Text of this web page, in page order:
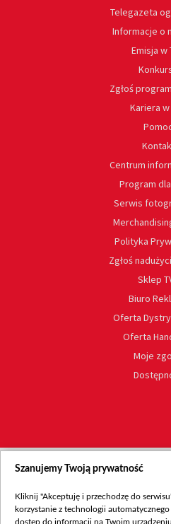
Telegazeta
Informacje o
Emisja w
Zgłoś
Kariera w
Centrum
Program
Serwis
Polityka
Zgłoś
Sklep
Biuro
Oferta
Oferta
Moje
Szanujemy Twoją prywatność
Kliknij "Akceptuję i przechodzę do
korzystanie z technologii automatycznego
dostęp do informacji na Twoim